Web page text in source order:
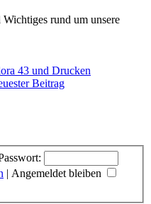
rund um unsere
43 und Drucken
Beitrag
| Angemeldet bleiben